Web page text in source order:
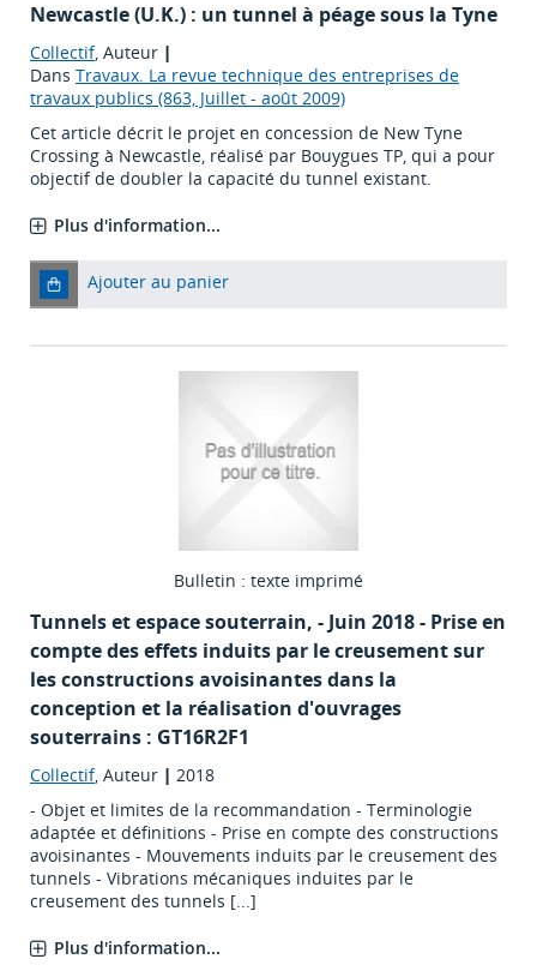
Newcastle (U.K.) : un tunnel à péage sous la Tyne
Collectif, Auteur |
Dans Travaux. La revue technique des entreprises de
travaux publics (863, Juillet - août 2009)
Cet article décrit le projet en concession de New Tyne
Crossing à Newcastle, réalisé par Bouygues TP, qui a pour
objectif de doubler la capacité du tunnel existant.
Plus d'information...
Ajouter au panier
Bulletin : texte imprimé
Tunnels et espace souterrain, - Juin 2018 - Prise en
compte des effets induits par le creusement sur
les constructions avoisinantes dans la
conception et la réalisation d'ouvrages
souterrains : GT16R2F1
Collectif, Auteur | 2018
- Objet et limites de la recommandation - Terminologie
adaptée et définitions - Prise en compte des constructions
avoisinantes - Mouvements induits par le creusement des
tunnels - Vibrations mécaniques induites par le
creusement des tunnels [...]
Plus d'information...